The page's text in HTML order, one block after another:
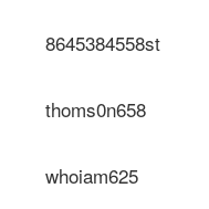
8645384558st
thoms0n658
whoiam625